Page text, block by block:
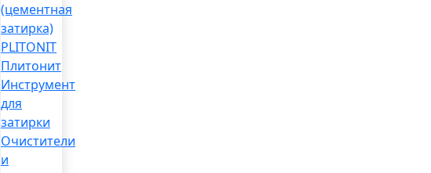
(цементная
затирка)
PLITONIT
Плитонит
Инструмент
для
затирки
Очистители
и